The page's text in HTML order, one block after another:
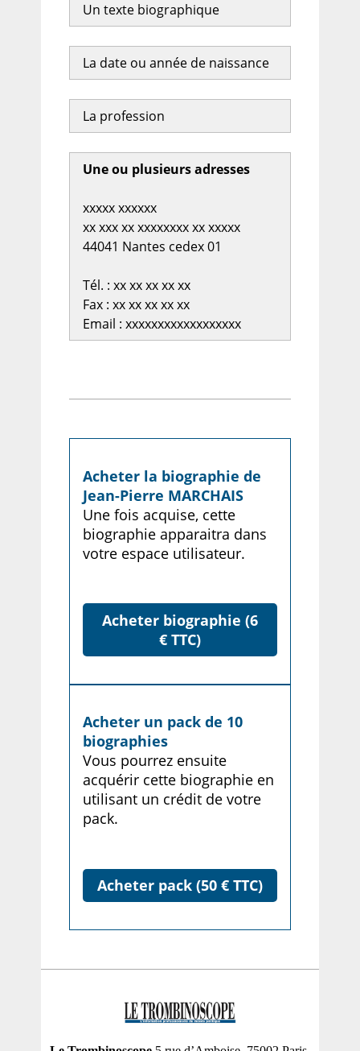
Un texte biographique
La date ou année de naissance
La profession
Une ou plusieurs adresses
xxxxx xxxxxx
xx xxx xx xxxxxxxx xx xxxxx
44041 Nantes cedex 01
Tél. : xx xx xx xx xx
Fax : xx xx xx xx xx
Email : xxxxxxxxxxxxxxxxxx
Acheter la biographie de
Jean-Pierre MARCHAIS
Une fois acquise, cette
biographie apparaitra dans
votre espace utilisateur.
Acheter biographie (6
€ TTC)
Acheter un pack de 10
biographies
Vous pourrez ensuite
acquérir cette biographie en
utilisant un crédit de votre
pack.
Acheter pack (50 € TTC)